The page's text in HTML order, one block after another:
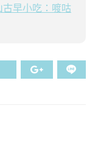
古早小吃：喥咕